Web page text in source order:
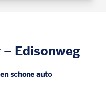
Edisonweg
schone auto